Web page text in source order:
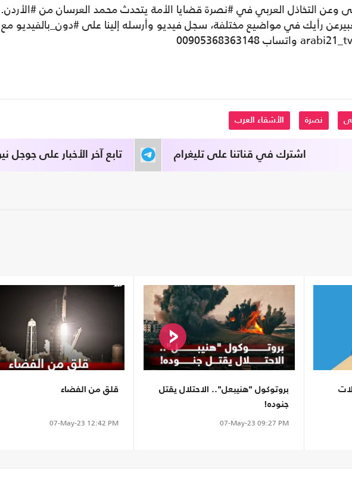
التخاذل العربي في #نصرة قضايا الأمة يتحدث محمد العرسان من
رأيك في مواضيع مختلفة، سجل فيديو وأرسله إلينا على #دون_بالفيديو مع
واتساب 00905368363148
نصرة الأشقاء العرب
تابع آخر الأخبار على جوجل اشترك في قناتنا على تليغرام
بروتوكول "هنيبعل".. الاحتلال يقتل
جنوده!
07-May-23 09:27 PM
قلق من الفضاء
07-May-23 12:42 PM